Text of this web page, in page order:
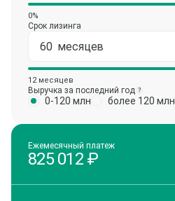
0%
Срок лизинга
12 месяцев
Выручка за последний год ?
0-120 млн более 120 млн
Ежемесячный платеж
825 012₽